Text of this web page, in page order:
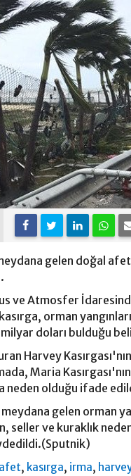
gelen doğal
ve Atmosfer
orman
doları bulduğu
Harvey
Maria
neden olduğu ifade
gelen orman
seller ve kuraklık
afet, kasırga, irma,